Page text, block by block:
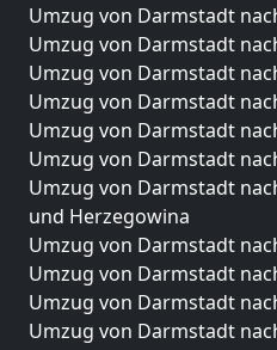
Umzug von Darmstadt
Umzug von Darmstadt
Umzug von Darmstadt
Umzug von Darmstadt
Umzug von Darmstadt
Umzug von Darmstadt
Umzug von Darmstadt
und Herzegowina
Umzug von Darmstadt
Umzug von Darmstadt
Umzug von Darmstadt
Umzug von Darmstadt